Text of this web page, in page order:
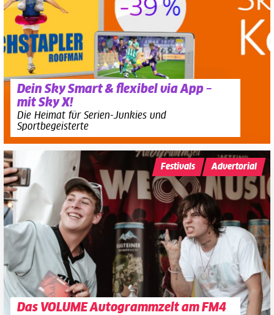
Dein Sky Smart & flexibel via App –
mit Sky X!
Die Heimat für Serien-Junkies und
Sportbegeisterte
Das VOLUME Autogrammzelt am FM4
Festivals Advertorial